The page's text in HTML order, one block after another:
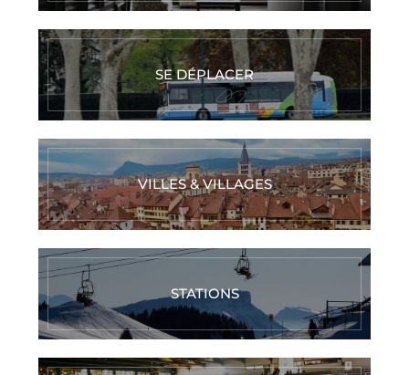
SE DÉPLACER
VILLES & VILLAGES
STATIONS